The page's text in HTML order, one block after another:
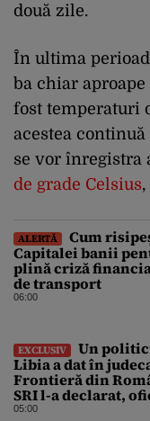
două zile.
În ultima
ba chiar
fost temperaturi
acestea
se vor înregistra
de grade Celsius
ALERTĂ
Cum
Capitalei banii
plină criză
de transport
06:00
EXCLUSIV
Un
Libia a dat în
Frontieră din
SRI l-a declarat,
ISIS
05:00